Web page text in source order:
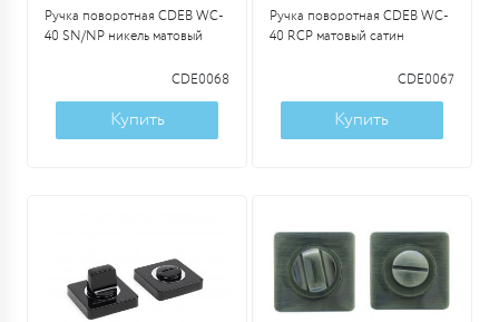
Ручка поворотная CDEB WC-
40 SN/NP никель матовый
CDE0068
Купить
Ручка поворотная CDEB WC-
40 RCP матовый сатин
CDE0067
Купить